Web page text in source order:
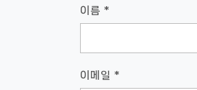
이름 *
이메일 *